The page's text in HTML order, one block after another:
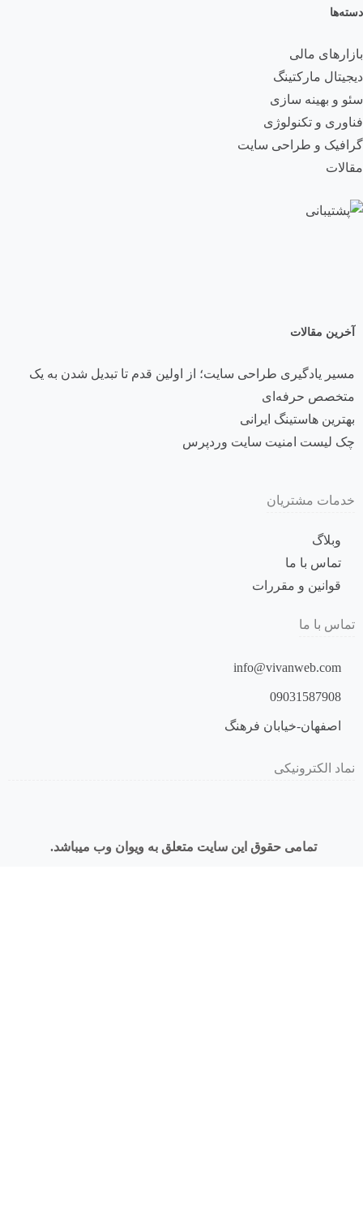
دسته‌ها
بازارهای مالی
دیجیتال مارکتینگ
سئو و بهینه سازی
فناوری و تکنولوژی
گرافیک و طراحی سایت
مقالات
آخرین مقالات
مسیر یادگیری طراحی سایت؛ از اولین قدم تا تبدیل شدن به یک
متخصص حرفه‌ای
بهترین هاستینگ ایرانی
چک لیست امنیت سایت وردپرس
خدمات مشتریان
وبلاگ
تماس با ما
قوانین و مقررات
تماس با ما
info@vivanweb.com
09031587908
اصفهان-خیابان فرهنگ
نماد الکترونیکی
تمامی حقوق این سایت متعلق به ویوان وب میباشد.